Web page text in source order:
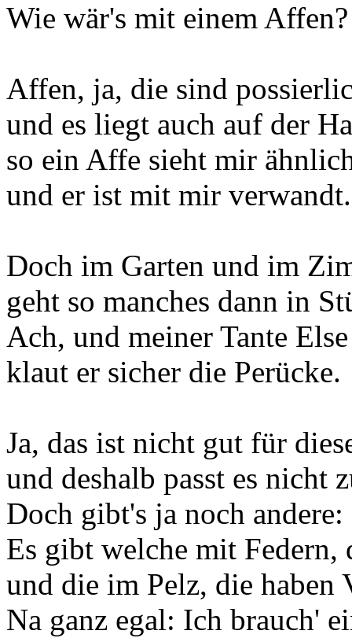
Wie wär's mit einem Affen?
Affen, ja, die sind
und es liegt auch auf der
so ein Affe sieht mir
und er ist mit mir verwandt.
Doch im Garten und im
geht so manches dann in
Ach, und meiner Tante Else
klaut er sicher die Perücke.
Ja, das ist nicht gut für
und deshalb passt es nicht
Doch gibt's ja noch
Es gibt welche mit Federn,
und die im Pelz, die haben
Na ganz egal: Ich brauch'